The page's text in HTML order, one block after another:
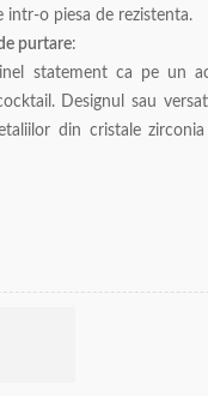
intr-o piesa de rezistenta.
purtare:
inel statement ca pe un
Designul sau
din cristale